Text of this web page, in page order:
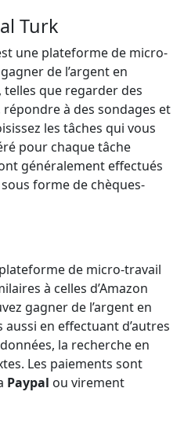
Turk
une plateforme de micro-
de l’argent en
que regarder des
à des sondages et
les tâches qui vous
pour chaque tâche
généralement effectués
forme de chèques-
de micro-travail
à celles d’Amazon
gagner de l’argent en
en effectuant d’autres
la recherche en
Les paiements sont
Paypal ou virement